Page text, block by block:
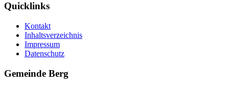
Quicklinks
Kontakt
Inhaltsverzeichnis
Impressum
Datenschutz
Gemeinde Berg